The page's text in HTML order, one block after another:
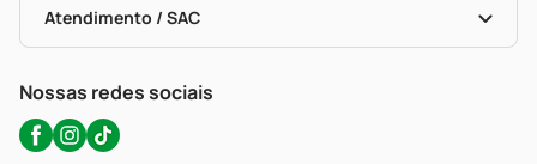
Políticas De Marketplace
Portal Da Privacidade
Atendimento / SAC
WhatsApp (47) 9202-1687
Nossas redes sociais